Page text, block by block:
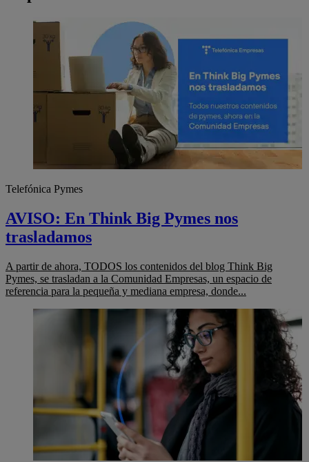
Telefónica Pymes
AVISO: En Think Big Pymes nos
trasladamos
A partir de ahora, TODOS los contenidos del blog Think Big
Pymes, se trasladan a la Comunidad Empresas, un espacio de
referencia para la pequeña y mediana empresa, donde...